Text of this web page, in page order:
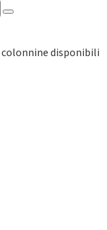
disponibili